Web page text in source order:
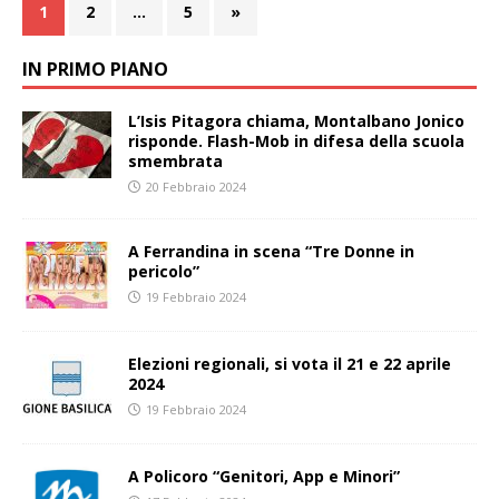
1 2 … 5 »
IN PRIMO PIANO
L’Isis Pitagora chiama, Montalbano Jonico
risponde. Flash-Mob in difesa della scuola
smembrata
20 Febbraio 2024
A Ferrandina in scena “Tre Donne in
pericolo”
19 Febbraio 2024
Elezioni regionali, si vota il 21 e 22 aprile
2024
19 Febbraio 2024
A Policoro “Genitori, App e Minori”